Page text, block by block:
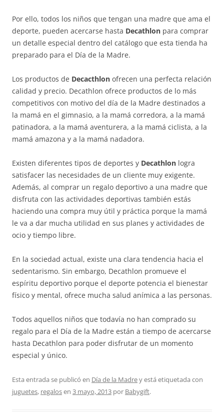
Por ello, todos los niños que tengan una madre que ama el
deporte, pueden acercarse hasta Decathlon para comprar
un detalle especial dentro del catálogo que esta tienda ha
preparado para el Día de la Madre.
Los productos de Decacthlon ofrecen una perfecta relación
calidad y precio. Decathlon ofrece productos de lo más
competitivos con motivo del día de la Madre destinados a
la mamá en el gimnasio, a la mamá corredora, a la mamá
patinadora, a la mamá aventurera, a la mamá ciclista, a la
mamá amazona y a la mamá nadadora.
Existen diferentes tipos de deportes y Decathlon logra
satisfacer las necesidades de un cliente muy exigente.
Además, al comprar un regalo deportivo a una madre que
disfruta con las actividades deportivas también estás
haciendo una compra muy útil y práctica porque la mamá
le va a dar mucha utilidad en sus planes y actividades de
ocio y tiempo libre.
En la sociedad actual, existe una clara tendencia hacia el
sedentarismo. Sin embargo, Decathlon promueve el
espíritu deportivo porque el deporte potencia el bienestar
físico y mental, ofrece mucha salud anímica a las personas.
Todos aquellos niños que todavía no han comprado su
regalo para el Día de la Madre están a tiempo de acercarse
hasta Decathlon para poder disfrutar de un momento
especial y único.
Esta entrada se publicó en Día de la Madrey está etiquetada con
juguetes, regalosen 3 mayo, 2013 por Babygift.